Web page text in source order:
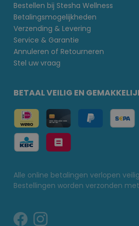
Bestellen bij Stesha Wellness
Betalingsmogelijkheden
Verzending & Levering
Service & Garantie
Annuleren of Retourneren
Stel uw vraag
BETAAL VEILIG EN
Alle online betalingen verlopen
Bestellingen worden verzonden